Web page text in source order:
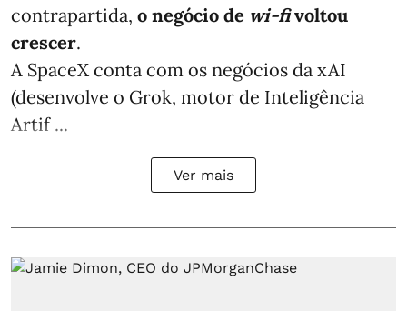
contrapartida, o negócio de wi-fivoltou
crescer.
A SpaceX conta com os negócios da xAI
(desenvolve o Grok, motor de Inteligência
Artif ...
Ver mais